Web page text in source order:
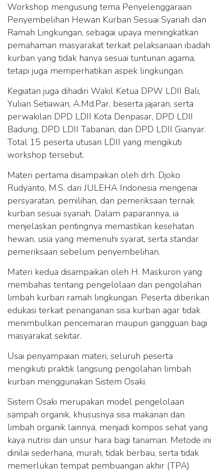
Workshop mengusung tema Penyelenggaraan
Penyembelihan Hewan Kurban Sesuai Syariah dan
Ramah Lingkungan, sebagai upaya meningkatkan
pemahaman masyarakat terkait pelaksanaan ibadah
kurban yang tidak hanya sesuai tuntunan agama,
tetapi juga memperhatikan aspek lingkungan.
Kegiatan juga dihadiri Wakil Ketua DPW LDII Bali,
Yulian Setiawan, A.Md.Par, beserta jajaran, serta
perwakilan DPD LDII Kota Denpasar, DPD LDII
Badung, DPD LDII Tabanan, dan DPD LDII Gianyar.
Total 15 peserta utusan LDII yang mengikuti
workshop tersebut.
Materi pertama disampaikan oleh drh. Djoko
Rudyanto, M.S. dari JULEHA Indonesia mengenai
persyaratan, pemilihan, dan pemeriksaan ternak
kurban sesuai syariah. Dalam paparannya, ia
menjelaskan pentingnya memastikan kesehatan
hewan, usia yang memenuhi syarat, serta standar
pemeriksaan sebelum penyembelihan.
Materi kedua disampaikan oleh H. Maskuron yang
membahas tentang pengelolaan dan pengolahan
limbah kurban ramah lingkungan. Peserta diberikan
edukasi terkait penanganan sisa kurban agar tidak
menimbulkan pencemaran maupun gangguan bagi
masyarakat sekitar.
Usai penyampaian materi, seluruh peserta
mengikuti praktik langsung pengolahan limbah
kurban menggunakan Sistem Osaki.
Sistem Osaki merupakan model pengelolaan
sampah organik, khususnya sisa makanan dan
limbah organik lainnya, menjadi kompos sehat yang
kaya nutrisi dan unsur hara bagi tanaman. Metode ini
dinilai sederhana, murah, tidak berbau, serta tidak
memerlukan tempat pembuangan akhir (TPA)